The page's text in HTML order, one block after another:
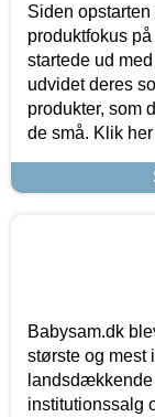
Siden
produktfokus
startede ud
udvidet deres
produkter, som
de små. Klik
Babysam.dk
største og mest
institutionssalg